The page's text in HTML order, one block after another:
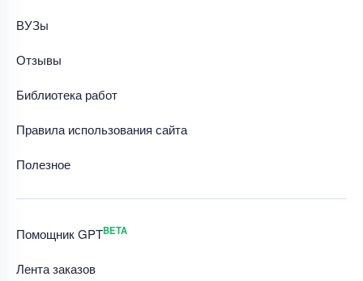
ВУЗы
Отзывы
Библиотека работ
Правила использования сайта
Полезное
Помощник GPTBETA
Лента заказов